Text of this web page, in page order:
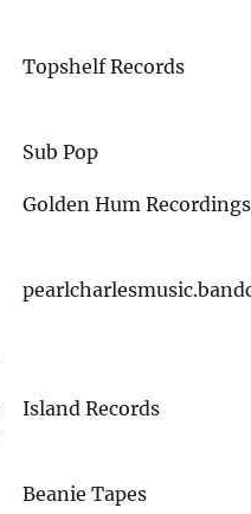
Topshelf Records
Sub Pop
Golden Hum Recordings
Island Records
Beanie Tapes